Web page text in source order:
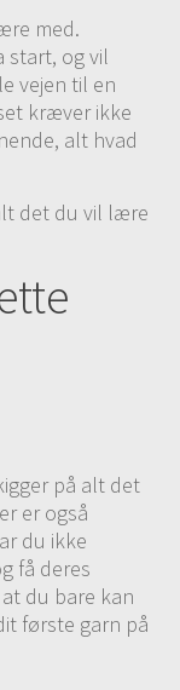
med.
start, og vil
vejen til en
kræver ikke
alt hvad
det du vil lære
på alt det
er også
du ikke
få deres
du bare kan
første garn på